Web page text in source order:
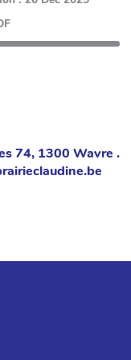
74, 1300 Wavre .